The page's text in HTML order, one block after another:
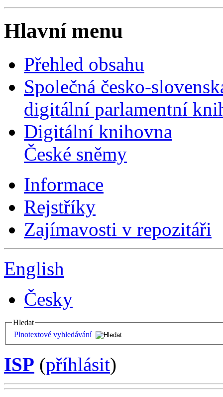
Hlavní menu
Přehled obsahu
Společná česko-
digitální parlamentní
Digitální knihovna
České sněmy
Informace
Rejstříky
Zajímavosti v repozitáři
English
Česky
Hledat
Plnotextové vyhledávání
ISP (příhlásit)